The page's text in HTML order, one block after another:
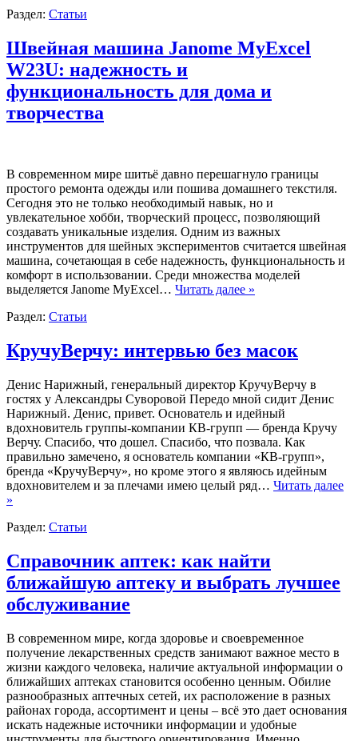
Раздел: Статьи
Швейная машина Janome MyExcel
W23U: надежность и
функциональность для дома и
творчества
В современном мире шитьё давно перешагнуло границы
простого ремонта одежды или пошива домашнего текстиля.
Сегодня это не только необходимый навык, но и
увлекательное хобби, творческий процесс, позволяющий
создавать уникальные изделия. Одним из важных
инструментов для шейных экспериментов считается швейная
машина, сочетающая в себе надежность, функциональность и
комфорт в использовании. Среди множества моделей
выделяется Janome MyExcel… Читать далее »
Раздел: Статьи
КручуВерчу: интервью без масок
Денис Нарижный, генеральный директор КручуВерчу в
гостях у Александры Суворовой Передо мной сидит Денис
Нарижный. Денис, привет. Основатель и идейный
вдохновитель группы-компании КВ-групп — бренда Кручу
Верчу. Спасибо, что дошел. Спасибо, что позвала. Как
правильно замечено, я основатель компании «КВ-групп»,
бренда «КручуВерчу», но кроме этого я являюсь идейным
вдохновителем и за плечами имею целый ряд… Читать далее
»
Раздел: Статьи
Справочник аптек: как найти
ближайшую аптеку и выбрать лучшее
обслуживание
В современном мире, когда здоровье и своевременное
получение лекарственных средств занимают важное место в
жизни каждого человека, наличие актуальной информации о
ближайших аптеках становится особенно ценным. Обилие
разнообразных аптечных сетей, их расположение в разных
районах города, ассортимент и цены – всё это дает основания
искать надежные источники информации и удобные